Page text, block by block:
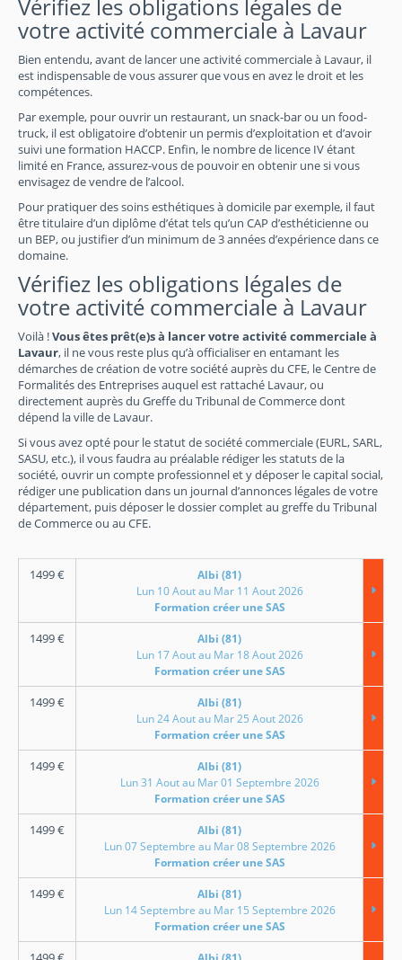
Vérifiez les obligations légales de
votre activité commerciale à Lavaur
Bien entendu, avant de lancer une activité commerciale à Lavaur, il
est indispensable de vous assurer que vous en avez le droit et les
compétences.
Par exemple, pour ouvrir un restaurant, un snack-bar ou un food-
truck, il est obligatoire d’obtenir un permis d’exploitation et d’avoir
suivi une formation HACCP. Enfin, le nombre de licence IV étant
limité en France, assurez-vous de pouvoir en obtenir une si vous
envisagez de vendre de l’alcool.
Pour pratiquer des soins esthétiques à domicile par exemple, il faut
être titulaire d’un diplôme d’état tels qu’un CAP d’esthéticienne ou
un BEP, ou justifier d’un minimum de 3 années d’expérience dans ce
domaine.
Vérifiez les obligations légales de
votre activité commerciale à Lavaur
Voilà !Vous êtes prêt(e)s à lancer votre activité commerciale à
Lavaur, il ne vous reste plus qu’à officialiser en entamant les
démarches de création de votre société auprès du CFE, le Centre de
Formalités des Entreprises auquel est rattaché Lavaur, ou
directement auprès du Greffe du Tribunal de Commerce dont
dépend la ville de Lavaur.
Si vous avez opté pour le statut de société commerciale (EURL, SARL,
SASU, etc.), il vous faudra au préalable rédiger les statuts de la
société, ouvrir un compte professionnel et y déposer le capital social,
rédiger une publication dans un journal d’annonces légales de votre
département, puis déposer le dossier complet au greffe du Tribunal
de Commerce ou au CFE.
1499€
Albi (81)
Lun 10 Aout au Mar 11 Aout 2026
Formation créer une SAS
1499€
Albi (81)
Lun 17 Aout au Mar 18 Aout 2026
Formation créer une SAS
1499€
Albi (81)
Lun 24 Aout au Mar 25 Aout 2026
Formation créer une SAS
1499€
Albi (81)
Lun 31 Aout au Mar 01 Septembre 2026
Formation créer une SAS
1499€
Albi (81)
Lun 07 Septembre au Mar 08 Septembre 2026
Formation créer une SAS
1499€
Albi (81)
Lun 14 Septembre au Mar 15 Septembre 2026
Formation créer une SAS